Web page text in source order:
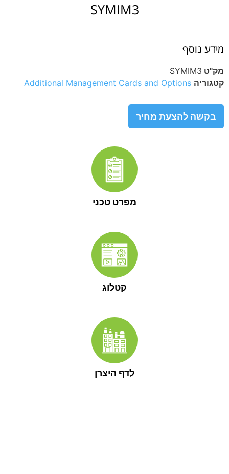
SYMIM3
מידע נוסף
מק"ט SYMIM3
קטגוריה Additional Management Cards and Options
בקשה להצעת מחיר
מפרט טכני
קטלוג
לדף היצרן